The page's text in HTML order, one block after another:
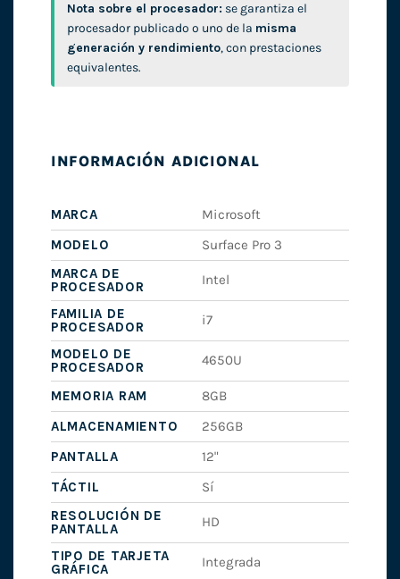
Nota sobre el procesador: se garantiza el
procesador publicado o uno de la misma
generación y rendimiento, con prestaciones
equivalentes.
INFORMACIÓN ADICIONAL
MARCA
Microsoft
MODELO
Surface Pro 3
MARCA DE
PROCESADOR
Intel
FAMILIA DE
PROCESADOR
i7
MODELO DE
PROCESADOR
4650U
MEMORIA RAM
8GB
ALMACENAMIENTO
256GB
PANTALLA
12"
TÁCTIL
Sí
RESOLUCIÓN DE
PANTALLA
HD
TIPO DE TARJETA
GRÁFICA
Integrada